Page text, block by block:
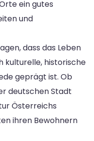
ein gutes
und
dass das Leben
kulturelle, historische
geprägt ist. Ob
deutschen Stadt
Österreichs
ihren Bewohnern